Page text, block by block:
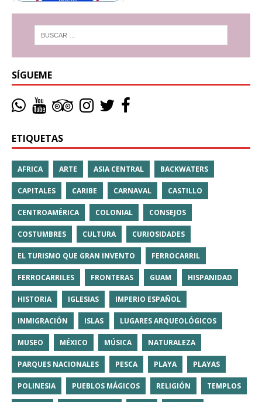
SÍGUEME
ETIQUETAS
AFRICA ARTE ASIA CENTRAL BACKWATERS
CAPITALES CARIBE CARNAVAL CASTILLO
CENTROAMÉRICA COLONIAL CONSEJOS
COSTUMBRES CULTURA CURIOSIDADES
EL TURISMO QUE GRAN INVENTO FERROCARRIL
FERROCARRILES FRONTERAS GUAM HISPANIDAD
HISTORIA IGLESIAS IMPERIO ESPAÑOL
INMIGRACIÓN ISLAS LUGARES ARQUEOLÓGICOS
MUSEO MÉXICO MÚSICA NATURALEZA
PARQUES NACIONALES PESCA PLAYA PLAYAS
POLINESIA PUEBLOS MÁGICOS RELIGIÓN TEMPLOS